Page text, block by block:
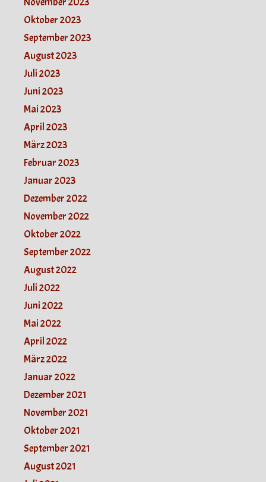
Oktober 2023
September 2023
August 2023
Juli 2023
Juni 2023
Mai 2023
April 2023
März 2023
Februar 2023
Januar 2023
Dezember 2022
November 2022
Oktober 2022
September 2022
August 2022
Juli 2022
Juni 2022
Mai 2022
April 2022
März 2022
Januar 2022
Dezember 2021
November 2021
Oktober 2021
September 2021
August 2021